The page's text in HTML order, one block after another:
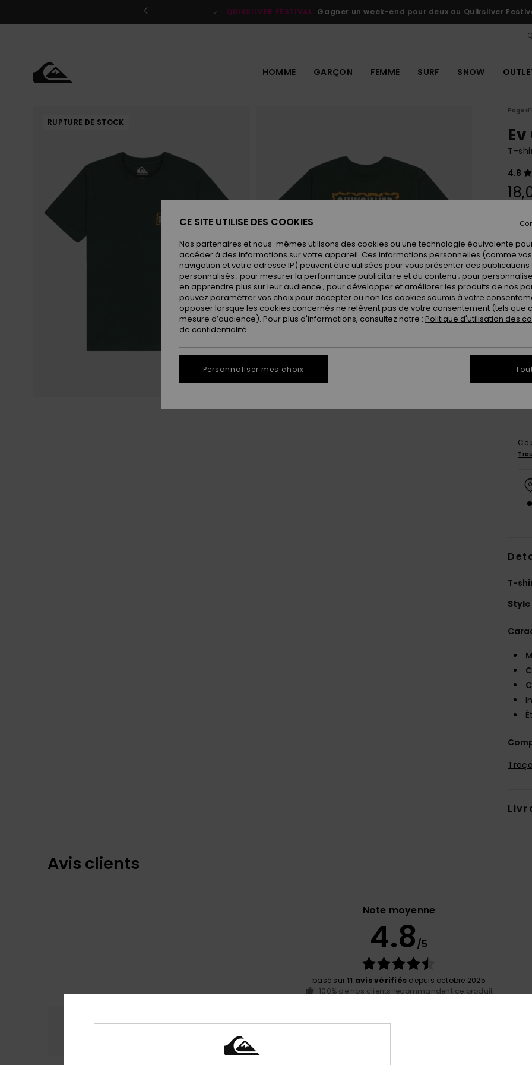
le
QUIKSILVER FESTIVAL Gagner un week-end pour deux au Quiksilver
HOMME GARÇON FEMME SURF SNOW
RUPTURE DE STOCK
Page
T-
4.8
Ce
T-
Style
Avis clients
Note moyenne
4.8/5
basé sur 11 avis vérifiés depuis octobre 2025
100% de nos clients recommandent ce produit
Confort
Rapport qualité / prix
CE SITE UTILISE DES COOKIES
Nos partenaires et nous-mêmes utilisons des cookies ou une technologie équivalente
accéder à des informations sur votre appareil. Ces informations personnelles (comme
navigation et votre adresse IP) peuvent être utilisées pour vous présenter des publications
personnalisés ; pour mesurer la performance publicitaire et du contenu ; pour
en apprendre plus sur leur audience ; pour développer et améliorer les produits de nos
pouvez paramétrer vos choix pour accepter ou non les cookies soumis à votre
opposer lorsque les cookies concernés ne relèvent pas de votre consentement (tels que
mesure d’audience). Pour plus d'informations, consultez notre : Politique d'utilisation des
de confidentialité
Personnaliser mes choix